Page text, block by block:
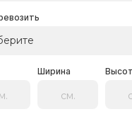
Ширина